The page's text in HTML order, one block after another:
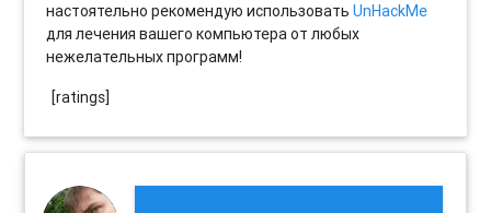
настоятельно рекомендую использоватьUnHackMe
для лечения вашего компьютера от любых
нежелательных программ!
[ratings]